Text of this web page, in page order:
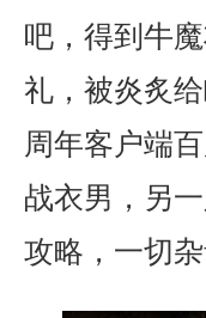
吧，得到牛
礼，被炎炙
周年客户端
战衣男，另
攻略，一切